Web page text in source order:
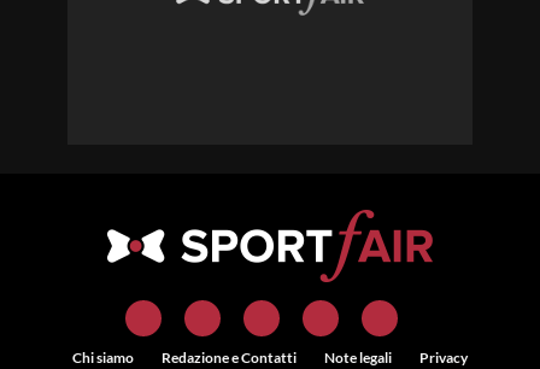
Chi siamo Redazione e Contatti Note legali Privacy